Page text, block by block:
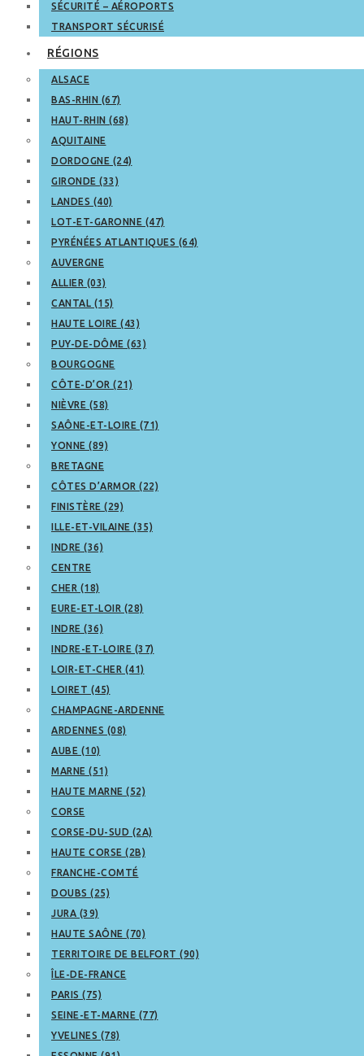
SÉCURITÉ – AÉROPORTS
TRANSPORT SÉCURISÉ
RÉGIONS
ALSACE
BAS-RHIN (67)
HAUT-RHIN (68)
AQUITAINE
DORDOGNE (24)
GIRONDE (33)
LANDES (40)
LOT-ET-GARONNE (47)
PYRÉNÉES ATLANTIQUES (64)
AUVERGNE
ALLIER (03)
CANTAL (15)
HAUTE LOIRE (43)
PUY-DE-DÔME (63)
BOURGOGNE
CÔTE-D’OR (21)
NIÈVRE (58)
SAÔNE-ET-LOIRE (71)
YONNE (89)
BRETAGNE
CÔTES D’ARMOR (22)
FINISTÈRE (29)
ILLE-ET-VILAINE (35)
INDRE (36)
CENTRE
CHER (18)
EURE-ET-LOIR (28)
INDRE (36)
INDRE-ET-LOIRE (37)
LOIR-ET-CHER (41)
LOIRET (45)
CHAMPAGNE-ARDENNE
ARDENNES (08)
AUBE (10)
MARNE (51)
HAUTE MARNE (52)
CORSE
CORSE-DU-SUD (2A)
HAUTE CORSE (2B)
FRANCHE-COMTÉ
DOUBS (25)
JURA (39)
HAUTE SAÔNE (70)
TERRITOIRE DE BELFORT (90)
ÎLE-DE-FRANCE
PARIS (75)
SEINE-ET-MARNE (77)
YVELINES (78)